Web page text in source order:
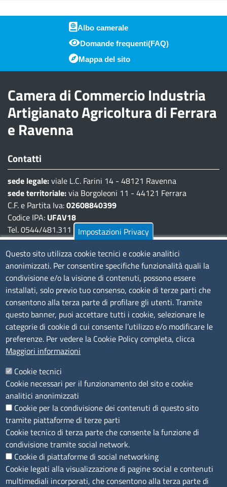
Piè di pagina
Albo camerale
Domande frequenti(FAQ)
Mappa del sito
Camera di Commercio Industria
Artigianato Agricoltura di Ferrara
e Ravenna
Contatti
sede legale:viale L.C. Farini 14 - 48121 Ravenna
sede territoriale:via Borgoleoni 11 - 44121 Ferrara
C.F. e Partita Iva:02608840399
Codice IPA: UFAV18
Tel. 0544/481.311 - 0532/783.711
Pec:cciaa@pec.fera.camcom.it
Amministrazione Trasparente
Bandi di gara
Bilanci
Concorsi e selezioni
Procedimenti
Provvedimenti
Seguici su
Sito web
Accesso riservato
Mappa del sito
Menù privacy
Cookie Note legali
Privacy
Impostazioni Privacy
Questo sito utilizza cookie tecnici e cookie analitici
anonimizzati. Per consentire specifiche funzionalità quali la
condivisione e/o la visione di contenuti, possono essere
installati, solo previo tuo consenso, cookie di terze parti che
consentono alla terza parte di profilare gli utenti. Tramite
questo banner, puoi accettare tutti i cookie, selezionare le
categorie di cookie di cui consente l’utilizzo e/o modificare le
preferenze. Per vedere la Cookie Policy completa, clicca
Maggiori informazioni
Cookie tecnici
Cookie necessari per il funzionamento del sito e cookie
analitici anonimizzati
Cookie per la condivisione dei contenuti di questo sito
tramite piattaforme di terze parti
Cookie tecnico di terza parte che consente la funzione di
condivisione tramite social network.
Cookie di piattaforme di social networking
Cookie legati alla visualizzazione di pagine social e contenuti
multimediali incorporati, che consentono alla terza parte di